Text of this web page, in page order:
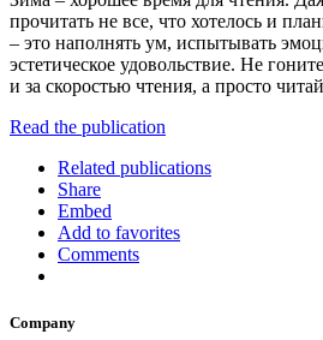
прочитать не все, что хотелось и
– это наполнять ум, испытывать
эстетическое удовольствие. Не
и за скоростью чтения, а просто
Read the publication
Related publications
Share
Embed
Add to favorites
Comments
Company